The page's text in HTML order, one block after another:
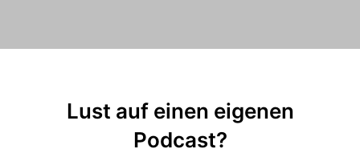
Lust auf einen eigenen
Podcast?